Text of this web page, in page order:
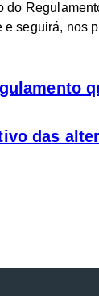
do
seguirá, nos
das